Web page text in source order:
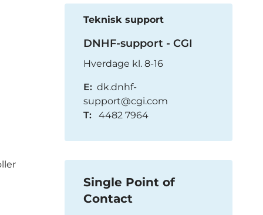
Teknisk support
DNHF-support - CGI
Hverdage kl. 8-16
E: dk.dnhf-
support@cgi.com
T:
4482 7964
Single Point of
Contact